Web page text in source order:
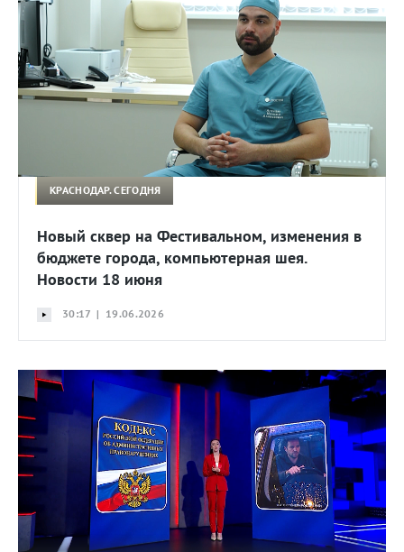
КРАСНОДАР. СЕГОДНЯ
Новый сквер на Фестивальном, изменения в
бюджете города, компьютерная шея.
Новости 18 июня
30:17 | 19.06.2026